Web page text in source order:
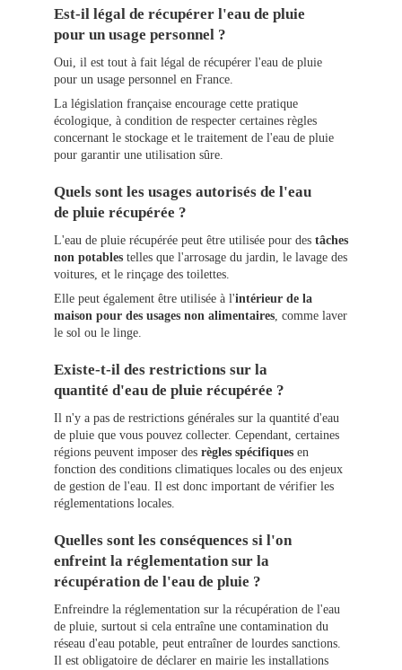
Est-il légal de récupérer l'eau de pluie
pour un usage personnel ?
Oui, il est tout à fait légal de récupérer l'eau de pluie
pour un usage personnel en France.
La législation française encourage cette pratique
écologique, à condition de respecter certaines règles
concernant le stockage et le traitement de l'eau de pluie
pour garantir une utilisation sûre.
Quels sont les usages autorisés de l'eau
de pluie récupérée ?
L'eau de pluie récupérée peut être utilisée pour des tâches
non potables telles que l'arrosage du jardin, le lavage des
voitures, et le rinçage des toilettes.
Elle peut également être utilisée à l'intérieur de la
maison pour des usages non alimentaires, comme laver
le sol ou le linge.
Existe-t-il des restrictions sur la
quantité d'eau de pluie récupérée ?
Il n'y a pas de restrictions générales sur la quantité d'eau
de pluie que vous pouvez collecter. Cependant, certaines
régions peuvent imposer des règles spécifiques en
fonction des conditions climatiques locales ou des enjeux
de gestion de l'eau. Il est donc important de vérifier les
réglementations locales.
Quelles sont les conséquences si l'on
enfreint la réglementation sur la
récupération de l'eau de pluie ?
Enfreindre la réglementation sur la récupération de l'eau
de pluie, surtout si cela entraîne une contamination du
réseau d'eau potable, peut entraîner de lourdes sanctions.
Il est obligatoire de déclarer en mairie les installations